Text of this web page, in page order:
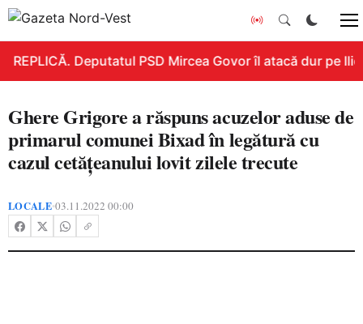
REPLICĂ. Deputatul PSD Mircea Govor îl atacă dur pe
Ghere Grigore a răspuns acuzelor aduse de
primarul comunei Bixad în legătură cu
cazul cetățeanului lovit zilele trecute
LOCALE•03.11.2022 00:00